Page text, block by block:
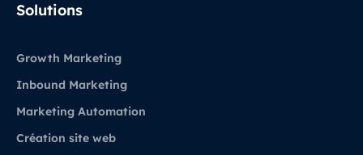
Solutions
Growth Marketing
Inbound Marketing
Marketing Automation
Création site web